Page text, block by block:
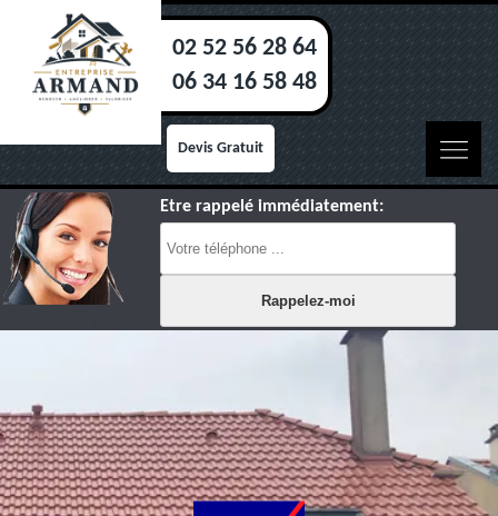
02 52 56 28 64
06 34 16 58 48
Devis Gratuit
Etre rappelé immédiatement: